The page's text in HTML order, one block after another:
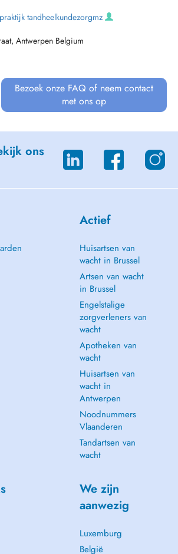
tandheelkundezorgmz
Antwerpen Belgium
Bezoek onze FAQ of neem contact
met ons op
ons
Actief
Huisartsen van
wacht in Brussel
Artsen van wacht
in Brussel
Engelstalige
zorgverleners van
wacht
Apotheken van
wacht
Huisartsen van
wacht in
Antwerpen
Noodnummers
Vlaanderen
Tandartsen van
wacht
We zijn
aanwezig
Luxemburg
België